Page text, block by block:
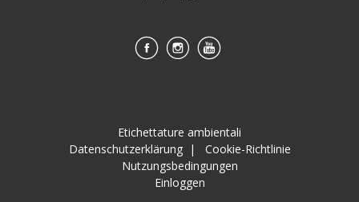
Etichettature ambientali
Datenschutzerklärung| Cookie-Richtlinie
Nutzungsbedingungen
Einloggen